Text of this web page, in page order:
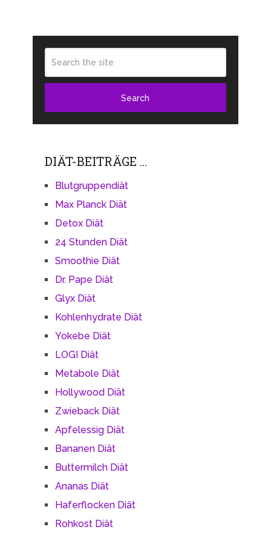
DIÄT-BEITRÄGE …
Blutgruppendiät
Max Planck Diät
Detox Diät
24 Stunden Diät
Smoothie Diät
Dr. Pape Diät
Glyx Diät
Kohlenhydrate Diät
Yokebe Diät
LOGI Diät
Metabole Diät
Hollywood Diät
Zwieback Diät
Apfelessig Diät
Bananen Diät
Buttermilch Diät
Ananas Diät
Haferflocken Diät
Rohkost Diät